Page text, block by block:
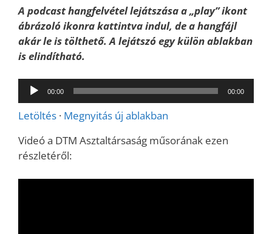
A podcast hangfelvétel lejátszása a „play” ikont
ábrázoló ikonra kattintva indul, de a hangfájl
akár le is tölthető. A lejátszó egy külön ablakban
is elindítható.
Audió
lejátszó
00:00 00:00
Letöltés · Megnyitás új ablakban
Videó a DTM Asztaltársaság műsorának ezen
részletéről: